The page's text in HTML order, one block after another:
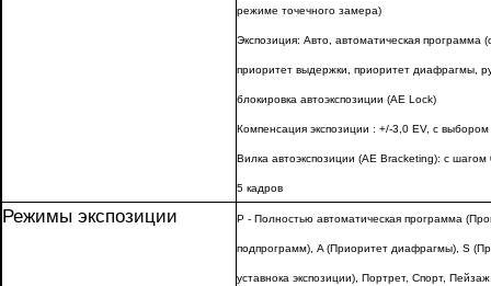
режиме точечного замера)
Экспозиция: Авто, автоматическая программа
приоритет выдержки, приоритет диафрагмы,
блокировка автоэкспозиции (AE Lock)
Компенсация экспозиции : +/-3,0 EV, с
Вилка автоэкспозиции (AE Bracketing): с
5 кадров
Режимы экспозиции P - Полностью автоматическая программа
подпрограмм), A (Приоритет диафрагмы), S
уставнока экспозиции), Портрет, Спорт,